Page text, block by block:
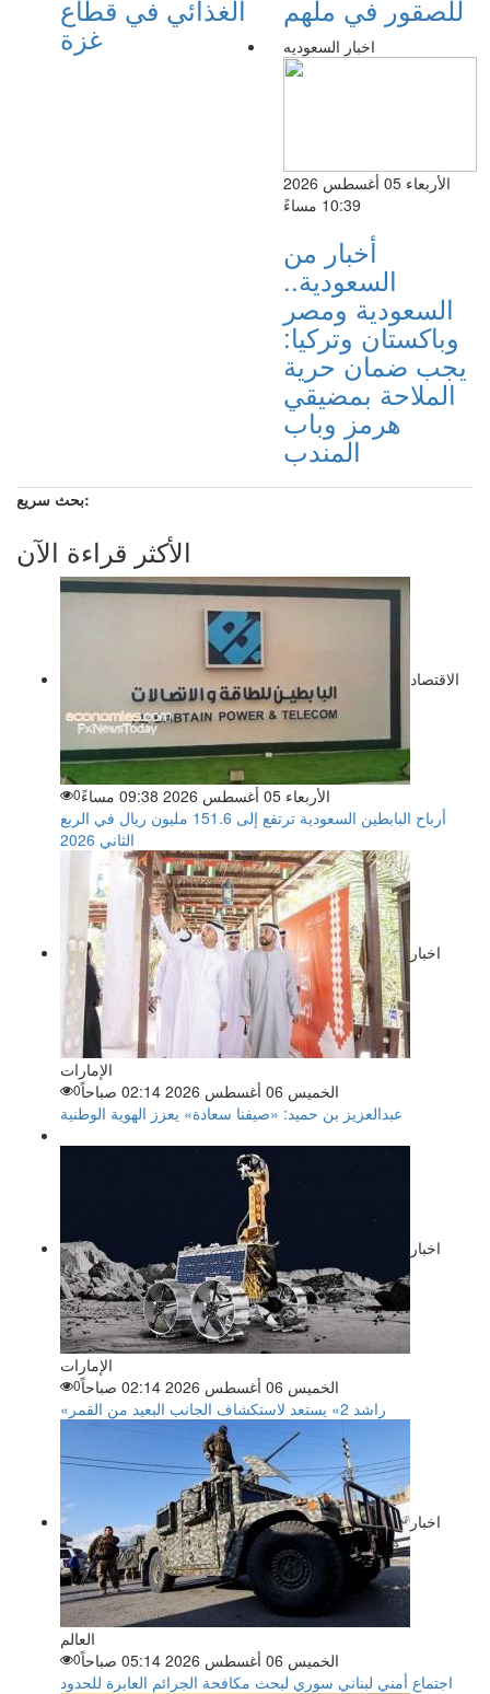
الغذائي في قطاع
غزة
للصقور في ملهم
اخبار السعوديه
الأربعاء 05 أغسطس 2026
10:39 مساءً
أخبار من
السعودية..
السعودية ومصر
وباكستان وتركيا:
يجب ضمان حرية
الملاحة بمضيقي
هرمز وباب
المندب
بحث سريع:
الأكثر قراءة الآن
الاقتصاد
الأربعاء 05 أغسطس 2026 09:38 مساءً 0
أرباح البابطين السعودية ترتفع إلى 151.6 مليون ريال في الربع
الثاني 2026
اخبار
الإمارات
الخميس 06 أغسطس 2026 02:14 صباحاً
0
عبدالعزيز بن حميد: «صيفنا سعادة» يعزز الهوية الوطنية
اخبار
الإمارات
الخميس 06 أغسطس 2026 02:14 صباحاً
0
«راشد 2» يستعد لاستكشاف الجانب البعيد من القمر
اخبار
العالم
الخميس 06 أغسطس 2026 05:14 صباحاً
0
اجتماع أمني لبناني سوري لبحث مكافحة الجرائم العابرة للحدود